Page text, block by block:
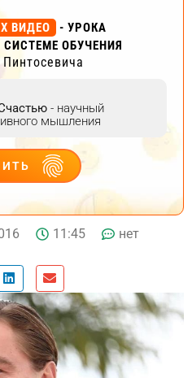
ВИДЕО
- УРОКА
ОБУЧЕНИЯ
- научный
мышления
11:45
нет